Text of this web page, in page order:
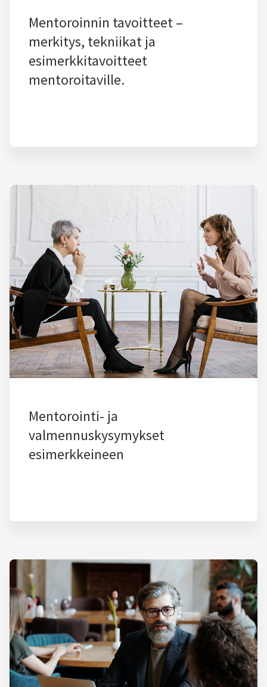
Mentoroinnin tavoitteet –
merkitys, tekniikat ja
esimerkkitavoitteet
mentoroitaville.
Mentorointi- ja
valmennuskysymykset
esimerkkeineen